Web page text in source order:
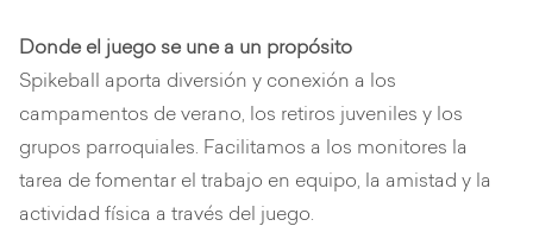
Donde el juego se une a un propósito
Spikeball aporta diversión y conexión a los
campamentos de verano, los retiros juveniles y los
grupos parroquiales. Facilitamos a los monitores la
tarea de fomentar el trabajo en equipo, la amistad y la
actividad física a través del juego.